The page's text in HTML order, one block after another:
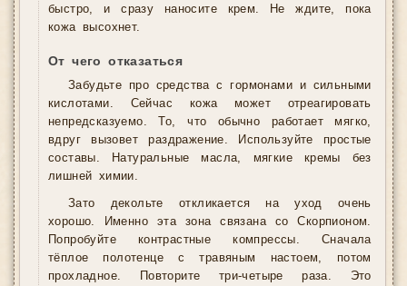
быстро, и сразу наносите крем. Не ждите, пока
кожа высохнет.
От чего отказаться
Забудьте про средства с гормонами и сильными
кислотами. Сейчас кожа может отреагировать
непредсказуемо. То, что обычно работает мягко,
вдруг вызовет раздражение. Используйте простые
составы. Натуральные масла, мягкие кремы без
лишней химии.
Зато декольте откликается на уход очень
хорошо. Именно эта зона связана со Скорпионом.
Попробуйте контрастные компрессы. Сначала
тёплое полотенце с травяным настоем, потом
прохладное. Повторите три-четыре раза. Это